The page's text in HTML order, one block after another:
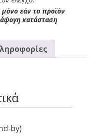
εάν το προϊόν
κατάσταση
by)